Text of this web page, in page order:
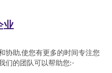
业
协助,使您有更多的时间专注您
们的团队可以帮助您:-